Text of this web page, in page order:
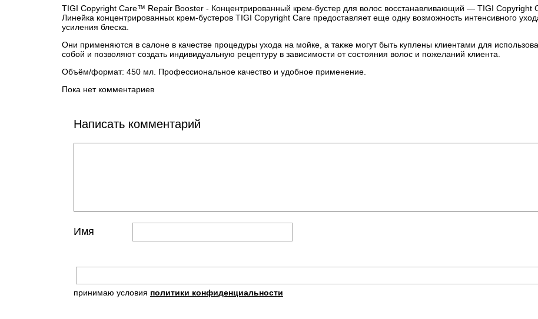
TIGI Copyright Care™ Repair Booster - Концентрированный крем-бустер для волос восстанавливающий — TIGI Copyright
Линейка концентрированных крем-бустеров TIGI Copyright Care предоставляет еще одну возможность интенсивного
усиления блеска.
Они применяются в салоне в качестве процедуры ухода на мойке, а также могут быть куплены клиентами для
собой и позволяют создать индивидуальную рецептуру в зависимости от состояния волос и пожеланий клиента.
Объём/формат: 450 мл. Профессиональное качество и удобное применение.
Пока нет комментариев
Написать комментарий
Имя
принимаю условия политики конфиденциальности